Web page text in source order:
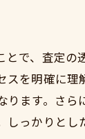
で、査定の
を明確に理
ます。さら
っかりとし